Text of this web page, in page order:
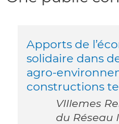
Apports de
solidaire dans
agro-
constructions
VIIIemes
du Réseau